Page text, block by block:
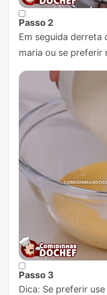
Passo 2
Marcar Passo 2 como
Em seguida derreta
maria ou se preferir
Passo 3
Marcar Passo 3 como
Dica: Se preferir